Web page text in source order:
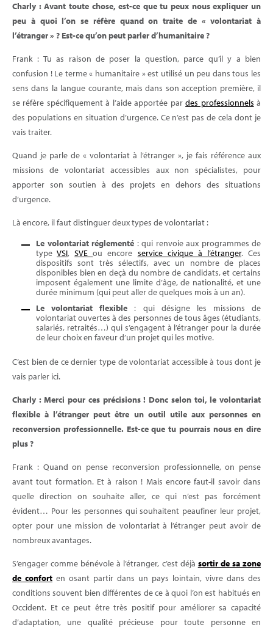
Charly : Avant toute chose, est-ce que tu peux nous expliquer un
peu à quoi l’on se réfère quand on traite de « volontariat à
l’étranger » ? Est-ce qu’on peut parler d’humanitaire ?
Frank : Tu as raison de poser la question, parce qu’il y a bien
confusion ! Le terme « humanitaire » est utilisé un peu dans tous les
sens dans la langue courante, mais dans son acception première, il
se réfère spécifiquement à l’aide apportée pardes professionnels à
des populations en situation d’urgence. Ce n’est pas de cela dont je
vais traiter.
Quand je parle de « volontariat à l’étranger », je fais référence aux
missions de volontariat accessibles aux non spécialistes, pour
apporter son soutien à des projets en dehors des situations
d’urgence.
Là encore, il faut distinguer deux types de volontariat :
Le volontariat réglementé : qui renvoie aux programmes de
typeVSI,SVEou encore service civique à l’étranger. Ces
dispositifs sont très sélectifs, avec un nombre de places
disponibles bien en deçà du nombre de candidats, et certains
imposent également une limite d’âge, de nationalité, et une
durée minimum (qui peut aller de quelques mois à un an).
Le volontariat flexible : qui désigne les missions de
volontariat ouvertes à des personnes de tous âges (étudiants,
salariés, retraités…) qui s’engagent à l’étranger pour la durée
de leur choix en faveur d’un projet qui les motive.
C’est bien de ce dernier type de volontariat accessible à tous dont je
vais parler ici.
Charly : Merci pour ces précisions ! Donc selon toi, le volontariat
flexible à l’étranger peut être un outil utile aux personnes en
reconversion professionnelle. Est-ce que tu pourrais nous en dire
plus ?
Frank : Quand on pense reconversion professionnelle, on pense
avant tout formation. Et à raison ! Mais encore faut-il savoir dans
quelle direction on souhaite aller, ce qui n’est pas forcément
évident… Pour les personnes qui souhaitent peaufiner leur projet,
opter pour une mission de volontariat à l’étranger peut avoir de
nombreux avantages.
S’engager comme bénévole à l’étranger, c’est déjà sortir de sa zone
de confort en osant partir dans un pays lointain, vivre dans des
conditions souvent bien différentes de ce à quoi l’on est habitués en
Occident. Et ce peut être très positif pour améliorer sa capacité
d’adaptation, une qualité précieuse pour toute personne en